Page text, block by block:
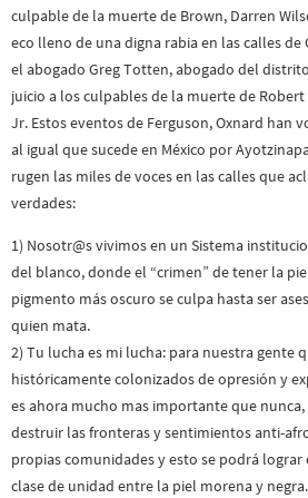
culpable de la muerte de Brown, Darren
eco lleno de una digna rabia en las calles
el abogado Greg Totten, abogado del
juicio a los culpables de la muerte de
Jr. Estos eventos de Ferguson, Oxnard han
al igual que sucede en México por
rugen las miles de voces en las calles que
verdades:
1) Nosotr@s vivimos en un Sistema
del blanco, donde el “crimen” de tener la
pigmento más oscuro se culpa hasta ser
quien mata.
2) Tu lucha es mi lucha: para nuestra gente
históricamente colonizados de opresión y
es ahora mucho mas importante que
destruir las fronteras y sentimientos anti-
propias comunidades y esto se podrá
clase de unidad entre la piel morena y negra.